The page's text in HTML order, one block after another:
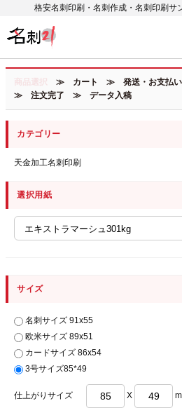
格安名刺印刷・名刺作成・名刺印刷サ
商品選択 ≫ カート ≫ 発送・お支払
≫ 注文完了 ≫ データ入稿
カテゴリー
天金加工名刺印刷
選択用紙
サイズ
名刺サイズ 91x55
欧米サイズ 89x51
カードサイズ 86x54
3号サイズ85*49
仕上がりサイズ X